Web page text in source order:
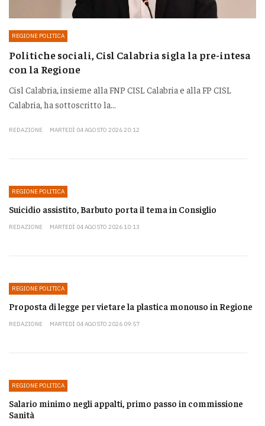
REGIONE POLITICA
Politiche sociali, Cisl Calabria sigla la pre-intesa
con la Regione
Cisl Calabria, insieme alla FNP CISL Calabria e alla FP CISL
Calabria, ha sottoscritto la...
REDAZIONE MARTEDÌ 04 AGOSTO 2026 20:12
REGIONE POLITICA
Suicidio assistito, Barbuto porta il tema in Consiglio
REDAZIONE MARTEDÌ 04 AGOSTO 2026 10:13
REGIONE POLITICA
Proposta di legge per vietare la plastica monouso in Regione
REDAZIONE MARTEDÌ 04 AGOSTO 2026 09:57
REGIONE POLITICA
Salario minimo negli appalti, primo passo in commissione
Sanità